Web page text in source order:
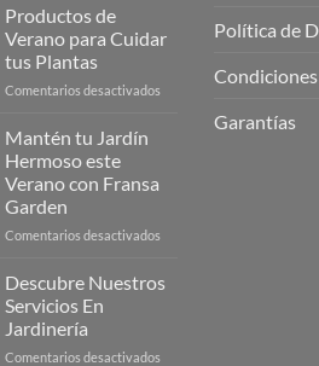
Página
Productos de
Verano para Cuidar
tus Plantas
Comentarios desactivados
Mantén tu Jardín
Hermoso este
Verano con Fransa
Garden
Comentarios desactivados
Jardín
Descubre Nuestros
Servicios En
Jardinería
Comentarios desactivados
Política de
Garantías